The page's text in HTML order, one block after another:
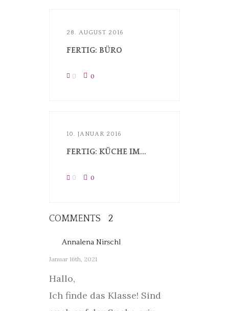
28. AUGUST 2016
FERTIG: BÜRO
0 0
10. JANUAR 2016
FERTIG: KÜCHE IM...
0 0
COMMENTS 2
Annalena Nirschl
Januar 16th, 2021
Hallo,
Ich finde das Klasse! Sind